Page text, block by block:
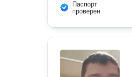
Паспорт
проверен